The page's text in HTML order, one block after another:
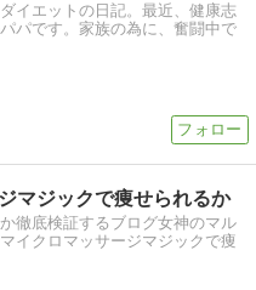
イエットの日記。最近、健康志
パです。家族の為に、奮闘中で
マジックで痩せられるか
徹底検証するブログ女神のマル
イクロマッサージマジックで痩